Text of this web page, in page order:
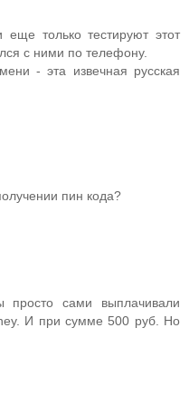
только тестируют этот
с ними по телефону.
- эта извечная русская
пин кода?
сами выплачивали
И при сумме 500 руб. Но